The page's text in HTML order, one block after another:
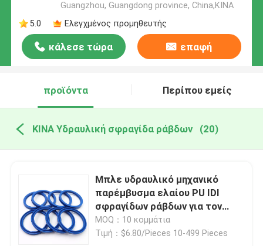
Guangzhou, Guangdong province, China,ΚΙΝΑ
5.0
Ελεγχμένος προμηθευτής
κάλεσε τώρα επαφή
προϊόντα Περίπου εμείς
ΚΙΝΑ Υδραυλική σφραγίδα ράβδων (20)
Μπλε υδραυλικό μηχανικό
παρέμβυσμα ελαίου PU IDI
σφραγίδων ράβδων για τον
εκσκαφέα
MOQ：10 κομμάτια
Τιμή：$6.80/Pieces 10-499 Pieces